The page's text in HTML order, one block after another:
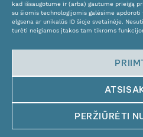
kad išsaugotume ir (arba) gautume prieigą
su šiomis technologijomis galėsime
elgsena ar unikalūs ID šioje svetainėje.
turėti neigiamos įtakos tam tikroms
PERŽIŪRĖTI
Tel. +370 611 31131
© Copyright 2024 KAMĖ. All